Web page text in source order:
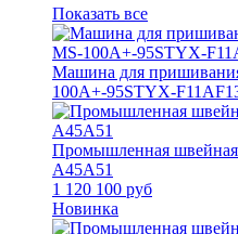
Показать все
Машина для
100A+-95STYX-
Промышленная
A45A51
1 120 100 руб
Новинка